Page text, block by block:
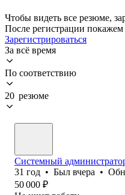
Чтобы видеть все резюме,
После регистрации
Зарегистрироваться
За всё время
По соответствию
20 резюме
Системный
31 год • Был вчера •
50 000 ₽